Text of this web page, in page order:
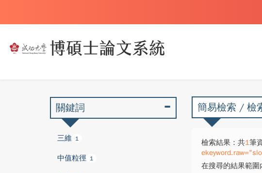
簡易檢索 / 檢
檢索結果：共1筆
在搜尋的結果範圍
關鍵詞
三維 1
中值粒徑 1